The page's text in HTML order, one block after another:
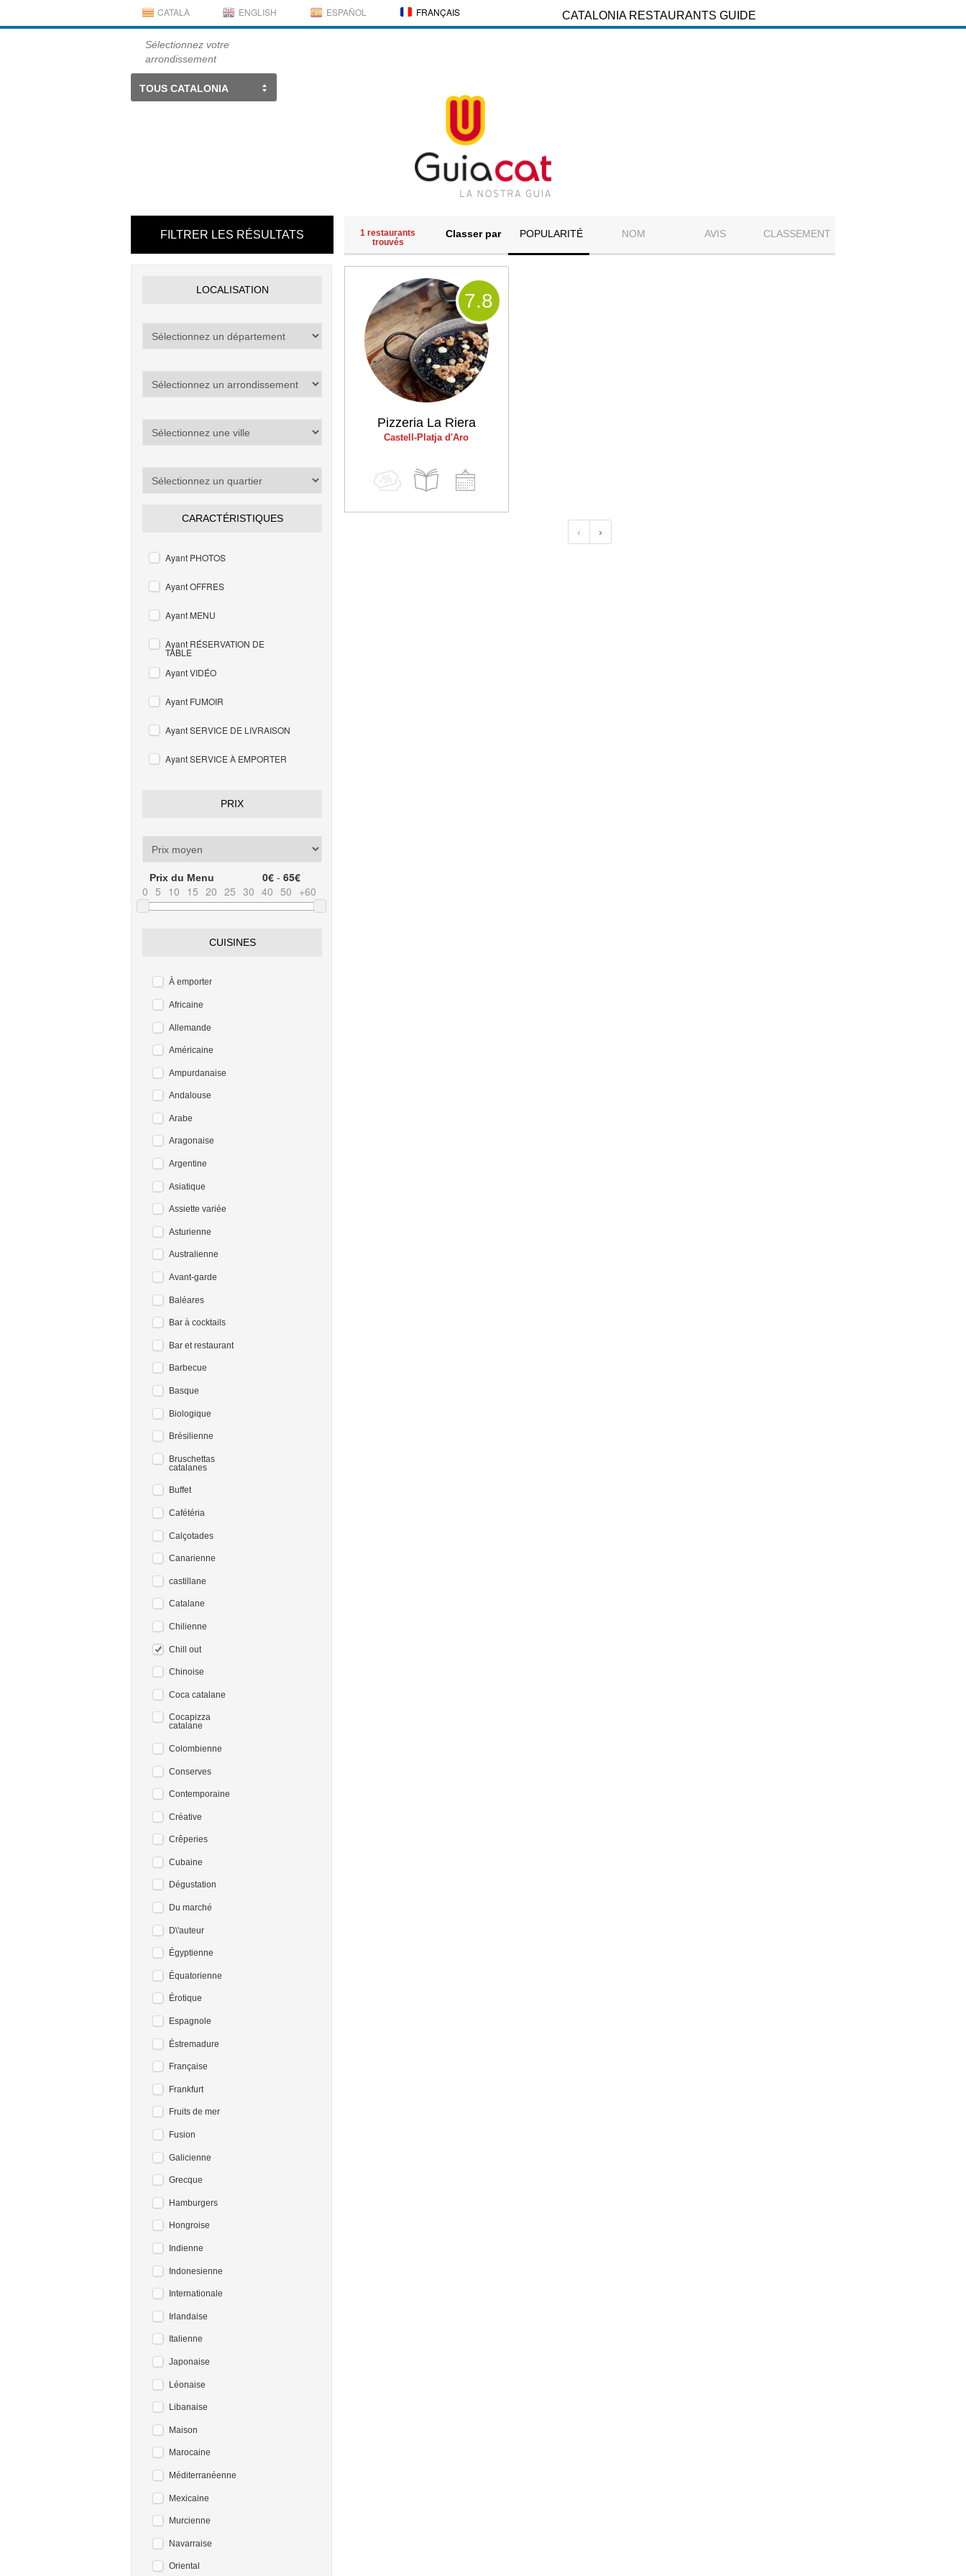
CATALÀ ENGLISH ESPAÑOL FRANÇAIS CATALONIA RESTAURANTS GUIDE
Sélectionnez votre
arrondissement
TOUS CATALONIA
FILTRER LES RÉSULTATS
LOCALISATION
CARACTÉRISTIQUES
Ayant PHOTOS
Ayant OFFRES
Ayant MENU
Ayant RÉSERVATION DE
TABLE
Ayant VIDÉO
Ayant FUMOIR
Ayant SERVICE DE LIVRAISON
Ayant SERVICE À EMPORTER
PRIX
Prix du Menu 0€ - 65€
0 5 10 15 20 25 30 40 50 +60
CUISINES
À emporter
Africaine
Allemande
Américaine
Ampurdanaise
Andalouse
Arabe
Aragonaise
Argentine
Asiatique
Assiette variée
Asturienne
Australienne
Avant-garde
Baléares
Bar à cocktails
Bar et restaurant
Barbecue
Basque
Biologique
Brésilienne
Bruschettas
catalanes
Buffet
Cafétéria
Calçotades
Canarienne
castillane
Catalane
Chilienne
Chill out
Chinoise
Coca catalane
Cocapizza
catalane
Colombienne
Conserves
Contemporaine
Créative
Crêperies
Cubaine
Dégustation
Du marché
D\'auteur
Égyptienne
Équatorienne
Érotique
Espagnole
Éstremadure
Française
Frankfurt
Fruits de mer
Fusion
Galicienne
Grecque
Hamburgers
Hongroise
Indienne
Indonesienne
Internationale
Irlandaise
Italienne
Japonaise
Léonaise
Libanaise
Maison
Marocaine
Méditerranéenne
Mexicaine
Murcienne
Navarraise
Oriental
1 restaurants
trouvés
Classer par POPULARITÉ NOM AVIS CLASSEMENT
Pizzeria La Riera
Castell-Platja d'Aro
7.8
‹ ›